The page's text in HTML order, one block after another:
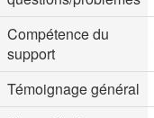
Compétence du
support
Témoignage général